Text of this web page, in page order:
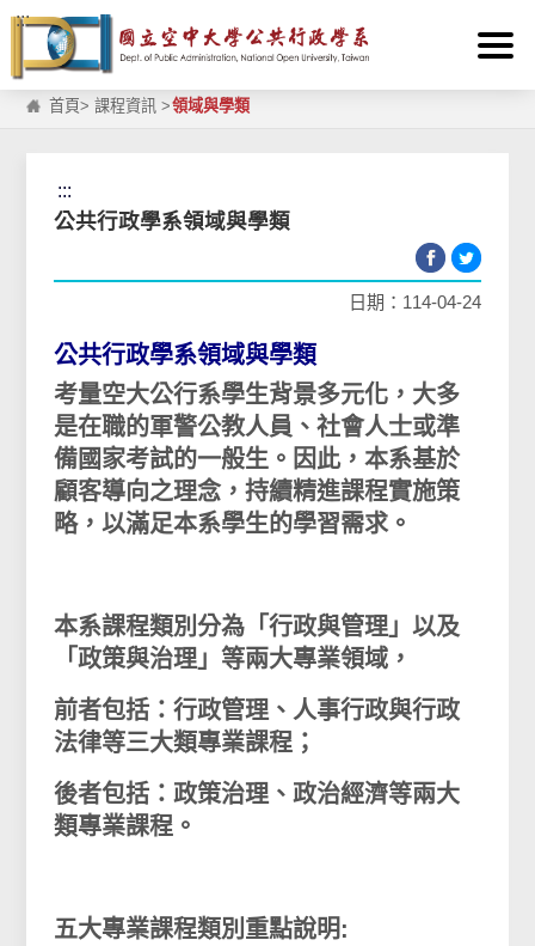
跳到主要內容區塊
:::
首頁>課程資訊 >領域與學類
:::
公共行政學系領域與學類
日期：114-04-24
公共行政學系領域與學類
考量空大公行系學生背景多元化，大多
是在職的軍警公教人員、社會人士或準
備國家考試的一般生。因此，本系基於
顧客導向之理念，持續精進課程實施策
略，以滿足本系學生的學習需求。
本系課程類別分為「行政與管理」以及
「政策與治理」等兩大專業領域，
前者包括：行政管理、人事行政與行政
法律等三大類專業課程；
後者包括：政策治理、政治經濟等兩大
類專業課程。
五大專業課程類別重點說明: